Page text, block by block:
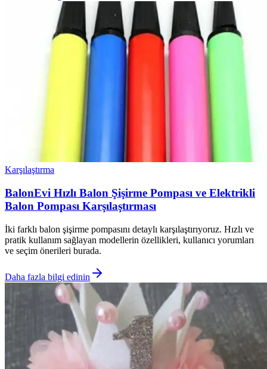
Karşılaştırma
BalonEvi Hızlı Balon Şişirme Pompası ve Elektrikli
Balon Pompası Karşılaştırması
İki farklı balon şişirme pompasını detaylı karşılaştırıyoruz. Hızlı ve
pratik kullanım sağlayan modellerin özellikleri, kullanıcı yorumları
ve seçim önerileri burada.
Daha fazla bilgi edinin